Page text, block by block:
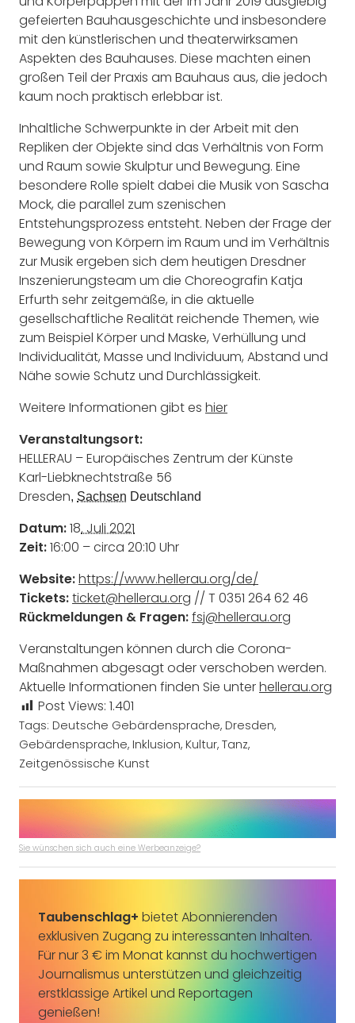
gefeierten Bauhausgeschichte und insbesondere
mit den künstlerischen und theaterwirksamen
Aspekten des Bauhauses. Diese machten einen
großen Teil der Praxis am Bauhaus aus, die jedoch
kaum noch praktisch erlebbar ist.
Inhaltliche Schwerpunkte in der Arbeit mit den
Repliken der Objekte sind das Verhältnis von Form
und Raum sowie Skulptur und Bewegung. Eine
besondere Rolle spielt dabei die Musik von Sascha
Mock, die parallel zum szenischen
Entstehungsprozess entsteht. Neben der Frage der
Bewegung von Körpern im Raum und im Verhältnis
zur Musik ergeben sich dem heutigen Dresdner
Inszenierungsteam um die Choreografin Katja
Erfurth sehr zeitgemäße, in die aktuelle
gesellschaftliche Realität reichende Themen, wie
zum Beispiel Körper und Maske, Verhüllung und
Individualität, Masse und Individuum, Abstand und
Nähe sowie Schutz und Durchlässigkeit.
Weitere Informationen gibt es hier
Veranstaltungsort:
HELLERAU – Europäisches Zentrum der Künste
Karl-Liebknechtstraße 56
Dresden, Sachsen Deutschland
Datum:18. Juli 2021
Zeit:16:00 – circa 20:10 Uhr
Website:https://www.hellerau.org/de/
Tickets:ticket@hellerau.org // T 0351 264 62 46
Rückmeldungen & Fragen:fsj@hellerau.org
Veranstaltungen können durch die Corona-
Maßnahmen abgesagt oder verschoben werden.
Aktuelle Informationen finden Sie unterhellerau.org
Post Views: 1.401
Tags: Deutsche Gebärdensprache, Dresden,
Gebärdensprache, Inklusion, Kultur, Tanz,
Zeitgenössische Kunst
Sie wünschen sich auch eine Werbeanzeige?
Taubenschlag+ bietet Abonnierenden
exklusiven Zugang zu interessanten Inhalten.
Für nur 3 € im Monat kannst du hochwertigen
Journalismus unterstützen und gleichzeitig
erstklassige Artikel und Reportagen
genießen!